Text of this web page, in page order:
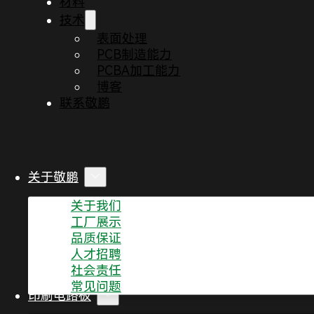
技术
表面处理
PCB制造能力
PCBA加工能力
博客
联系敬鹏
关于敬鹏
关于我们
工厂展示
品质保证
人才招聘
社会责任
常见问题
印刷电路板
D0：征兆紧急反应措施